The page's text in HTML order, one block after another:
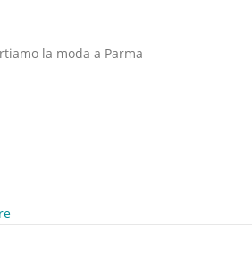
la moda a Parma